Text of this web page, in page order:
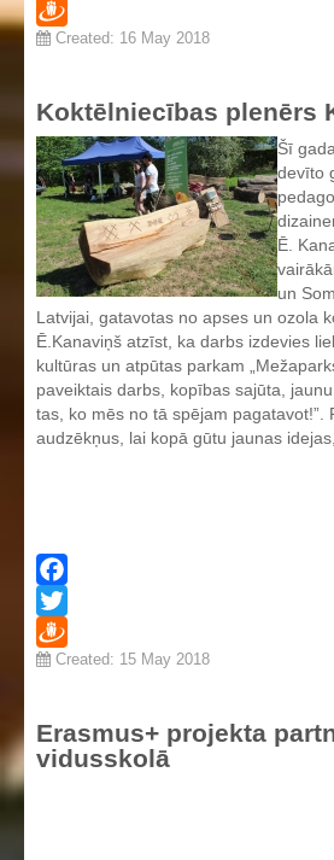
Twitter
Draugiem
Created: 16 May 2018
Koktēlniecības plenērs
Šī
devīto
Ē.
un
Latvijai, gatavotas no apses un ozola
Ē.Kanaviņš atzīst, ka darbs izdevies
kultūras un atpūtas parkam
paveiktais darbs, kopības sajūta,
tas, ko mēs no tā spējam
audzēkņus, lai kopā gūtu jaunas
Facebook
Twitter
Draugiem
Created: 15 May 2018
Erasmus+ projekta
vidusskolā